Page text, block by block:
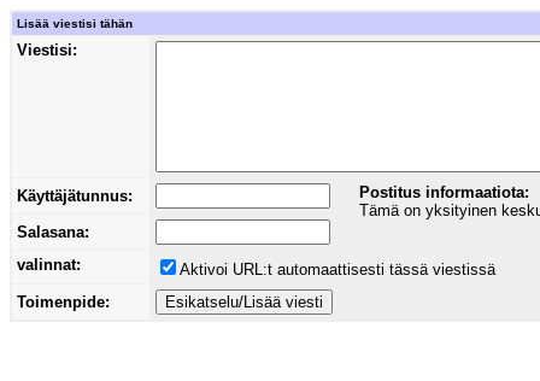
Lisää viestisi tähän
Viestisi:
Käyttäjätunnus:
Postitus informaatiota:
Tämä on yksityinen
Salasana:
valinnat:
Aktivoi URL:t automaattisesti tässä viestissä
Toimenpide: